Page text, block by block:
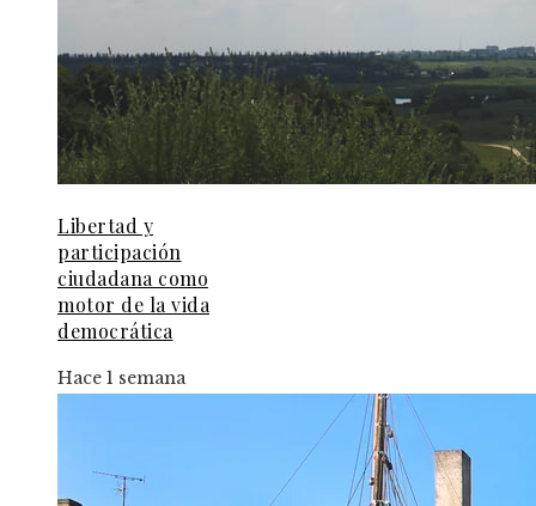
Libertad y
participación
ciudadana como
motor de la vida
democrática
Hace 1 semana